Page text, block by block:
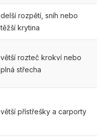
delší rozpětí, sníh nebo
těžší krytina
větší rozteč krokví nebo
plná střecha
větší přístřešky a carporty